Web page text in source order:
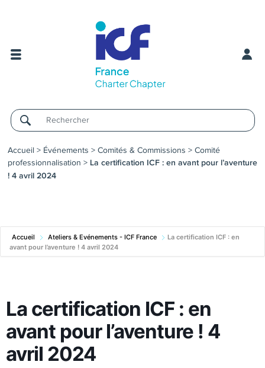
Username
Accueil > Événements > Comités & Commissions > Comité
professionnalisation > La certification ICF : en avant pour l’aventure
! 4 avril 2024
Accueil Ateliers & Evénements - ICF France
La certification ICF : en
avant pour l’aventure ! 4 avril 2024
La certification ICF : en
avant pour l’aventure ! 4
avril 2024